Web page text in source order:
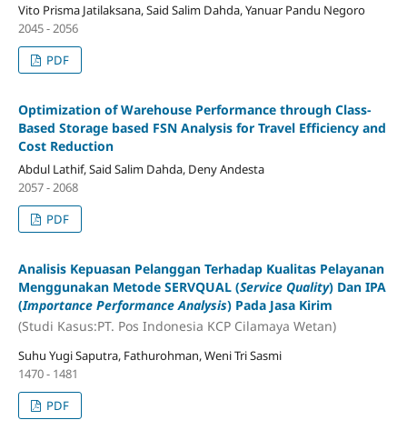
Vito Prisma Jatilaksana, Said Salim Dahda, Yanuar Pandu Negoro
2045 - 2056
PDF
Optimization of Warehouse Performance through Class-
Based Storage based FSN Analysis for Travel Efficiency and
Cost Reduction
Abdul Lathif, Said Salim Dahda, Deny Andesta
2057 - 2068
PDF
Analisis Kepuasan Pelanggan Terhadap Kualitas Pelayanan
Menggunakan Metode SERVQUAL (Service Quality) Dan IPA
(Importance Performance Analysis) Pada Jasa Kirim
(Studi Kasus:PT. Pos Indonesia KCP Cilamaya Wetan)
Suhu Yugi Saputra, Fathurohman, Weni Tri Sasmi
1470 - 1481
PDF